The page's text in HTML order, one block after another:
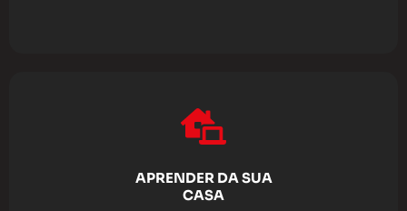
APRENDER DA SUA
CASA